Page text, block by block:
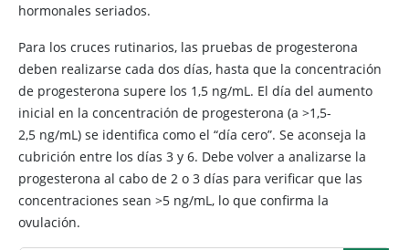
hormonales seriados.
Para los cruces rutinarios, las pruebas de progesterona
deben realizarse cada dos días, hasta que la concentración
de progesterona supere los 1,5 ng/mL. El día del aumento
inicial en la concentración de progesterona (a >1,5-
2,5 ng/mL) se identifica como el “día cero”. Se aconseja la
cubrición entre los días 3 y 6. Debe volver a analizarse la
progesterona al cabo de 2 o 3 días para verificar que las
concentraciones sean >5 ng/mL, lo que confirma la
ovulación.